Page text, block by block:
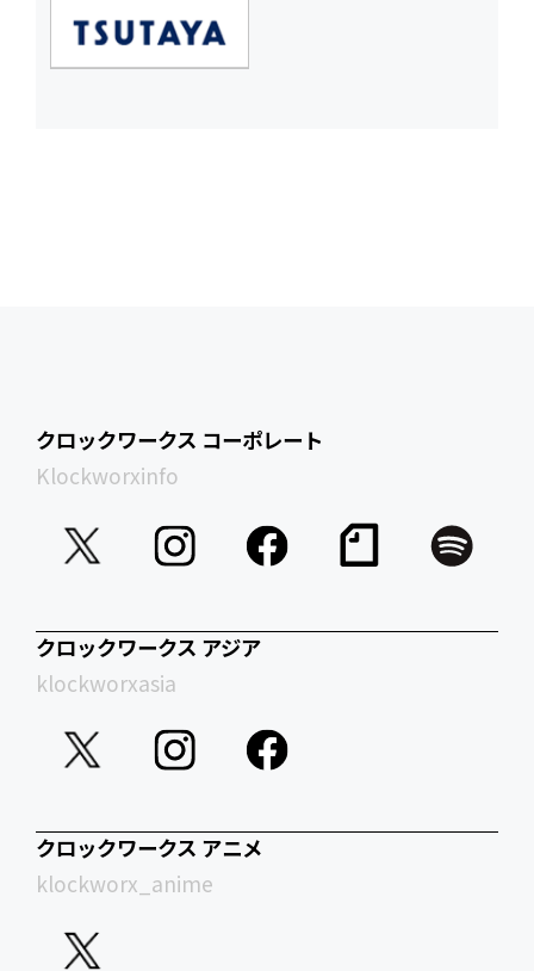
クロックワークス コーポレート
Klockworxinfo
クロックワークス アジア
klockworxasia
クロックワークス アニメ
klockworx_anime